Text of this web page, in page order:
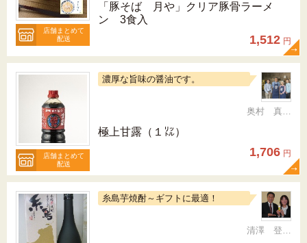
店舗まとめて
配送
「豚そば 月や」クリア豚骨ラーメ
ン 3食入
1,512 円
店舗まとめて
配送
濃厚な旨味の醤油です。
奥村 真（ちか）
極上甘露（１㍑）
1,706 円
糸島芋焼酎～ギフトに最適！
清澤 登希子